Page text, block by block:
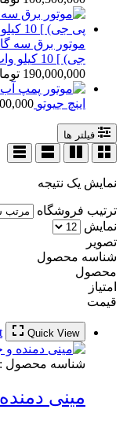
موتور برق سه
جی) ] 10 کیلو وات جیانگ دانگ (JIANG DONG)
190,000,000
اینچ جیوتو
فیلتر ها
نمایش یک نتیجه
ترتیب فروشگاه
نمایش
تصویر
شناسه محصول
محصول
امتیاز
قیمت
Quick View
شناسه محصول :
مینی